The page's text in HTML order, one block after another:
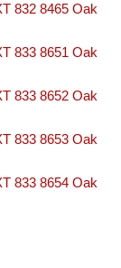
832 8465 Oak
833 8651 Oak
833 8652 Oak
833 8653 Oak
833 8654 Oak